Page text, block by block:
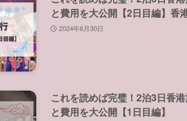
と費用を大公開【2日目編】香
2024年6月30日
これを読めば完璧！2泊3日香
と費用を大公開【1日目編】